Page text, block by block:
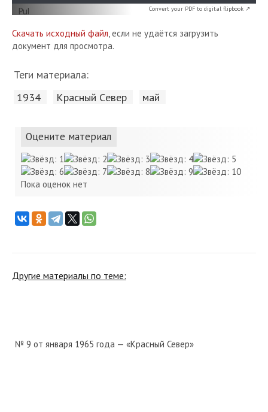
Convert your PDF to digital flipbook ↗
Скачать исходный файл, если не удаётся загрузить
документ для просмотра.
Теги материала:
1934 Красный Cевер май
Оцените материал
Пока оценок нет
Другие материалы по теме:
№ 9 от января 1965 года — «Красный Север»